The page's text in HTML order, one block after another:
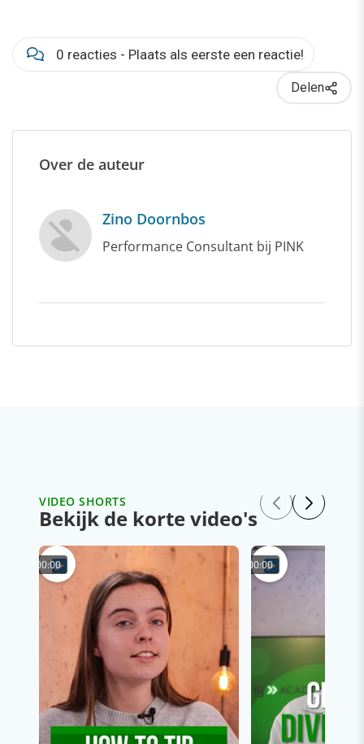
0 reacties - Plaats als eerste een reactie!
Delen
Over de auteur
Zino Doornbos
Performance Consultant bij PINK
VIDEO SHORTS
Bekijk de korte video's
00:00 00:00